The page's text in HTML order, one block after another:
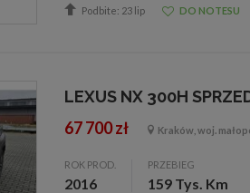
Podbite: 23 lip DO NOTESU
LEXUS NX 300H
67 700 zł Kraków, woj.
ROK PROD.
2016
PRZEBIEG
159 Tys. Km